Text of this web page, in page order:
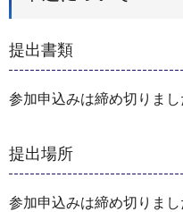
提出書類
参加申込みは締め切りまし
提出場所
参加申込みは締め切りまし